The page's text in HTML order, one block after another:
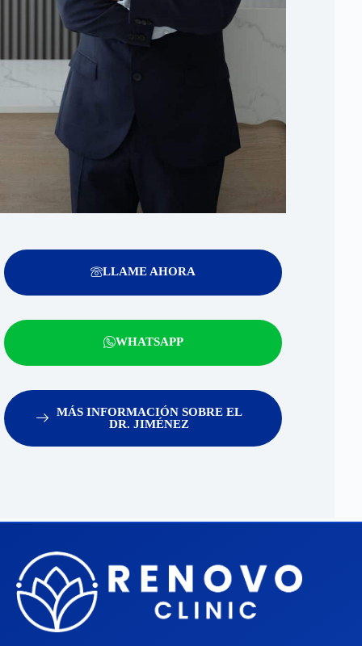
LLAME AHORA
WHATSAPP
MÁS INFORMACIÓN SOBRE EL
DR. JIMÉNEZ